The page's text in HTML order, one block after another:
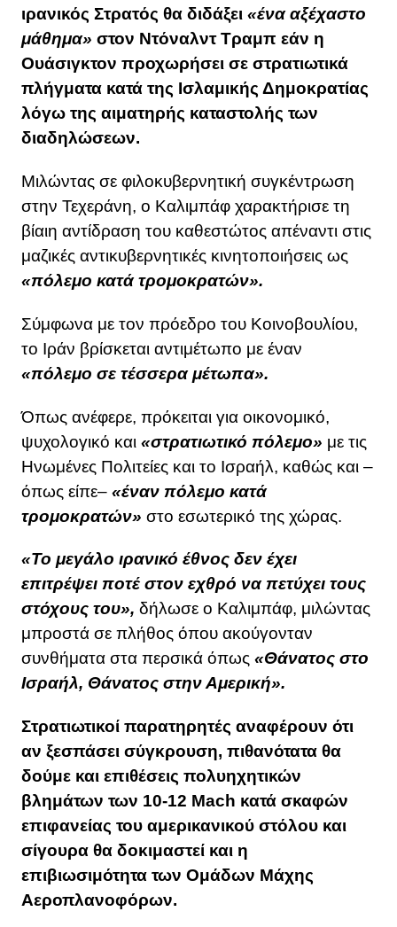
ιρανικός Στρατός θα διδάξει «ένα αξέχαστο
μάθημα» στον Ντόναλντ Τραμπ εάν η
Ουάσιγκτον προχωρήσει σε στρατιωτικά
πλήγματα κατά της Ισλαμικής Δημοκρατίας
λόγω της αιματηρής καταστολής των
διαδηλώσεων.
Μιλώντας σε φιλοκυβερνητική συγκέντρωση
στην Τεχεράνη, ο Καλιμπάφ χαρακτήρισε τη
βίαιη αντίδραση του καθεστώτος απέναντι στις
μαζικές αντικυβερνητικές κινητοποιήσεις ως
«πόλεμο κατά τρομοκρατών».
Σύμφωνα με τον πρόεδρο του Κοινοβουλίου,
το Ιράν βρίσκεται αντιμέτωπο με έναν
«πόλεμο σε τέσσερα μέτωπα».
Όπως ανέφερε, πρόκειται για οικονομικό,
ψυχολογικό και «στρατιωτικό πόλεμο» με τις
Ηνωμένες Πολιτείες και το Ισραήλ, καθώς και –
όπως είπε– «έναν πόλεμο κατά
τρομοκρατών» στο εσωτερικό της χώρας.
«Το μεγάλο ιρανικό έθνος δεν έχει
επιτρέψει ποτέ στον εχθρό να πετύχει τους
στόχους του», δήλωσε ο Καλιμπάφ, μιλώντας
μπροστά σε πλήθος όπου ακούγονταν
συνθήματα στα περσικά όπως «Θάνατος στο
Ισραήλ, Θάνατος στην Αμερική».
Στρατιωτικοί παρατηρητές αναφέρουν ότι
αν ξεσπάσει σύγκρουση, πιθανότατα θα
δούμε και επιθέσεις πολυηχητικών
βλημάτων των 10-12 Mach κατά σκαφών
επιφανείας του αμερικανικού στόλου και
σίγουρα θα δοκιμαστεί και η
επιβιωσιμότητα των Ομάδων Μάχης
Αεροπλανοφόρων.